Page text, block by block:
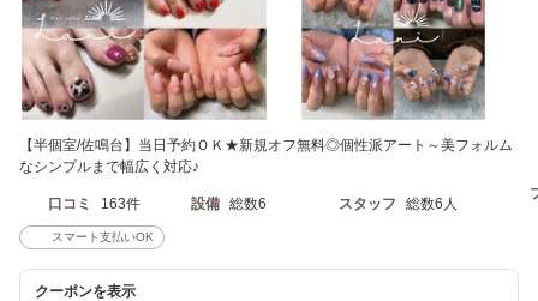
【半個室/佐鳴台】当日予約ＯＫ★新規オフ無料◎個性派アート～美フォルム
なシンプルまで幅広く対応♪
口コミ 163件 設備 総数6 スタッフ 総数6人
スマート支払いOK
クーポンを表示